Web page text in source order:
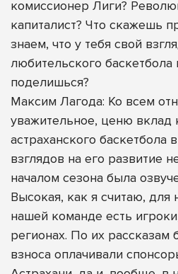
комиссионер Лиги?
капиталист? Что скажешь
знаем, что у тебя свой
любительского баскетбола
поделишься?
Максим Лагода: Ко всем
уважительное, ценю вклад
астраханского баскетбола
взглядов на его развитие
началом сезона была
Высокая, как я считаю, для
нашей команде есть
регионах. По их рассказам
взноса оплачивали